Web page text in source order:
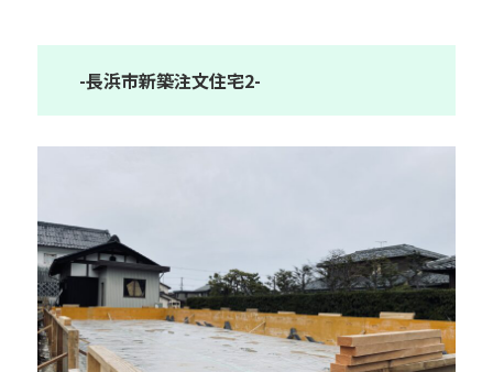
-長浜市新築注文住宅2-